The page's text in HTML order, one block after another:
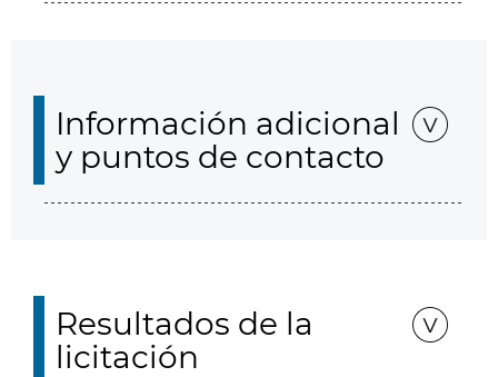
Información adicional
y puntos de contacto
Resultados de la
licitación